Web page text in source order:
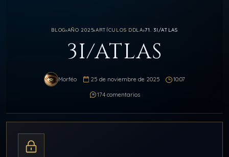
BLOG›AÑO 2025›ARTÍCULOS DDLA›71. 3I/ATLAS
3I/ATLAS
Morféo 25 de noviembre de 2025 10:07
174 comentarios